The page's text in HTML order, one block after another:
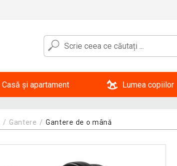
Casă și apartament Lumea copiilor
Gantere Gantere de o mână